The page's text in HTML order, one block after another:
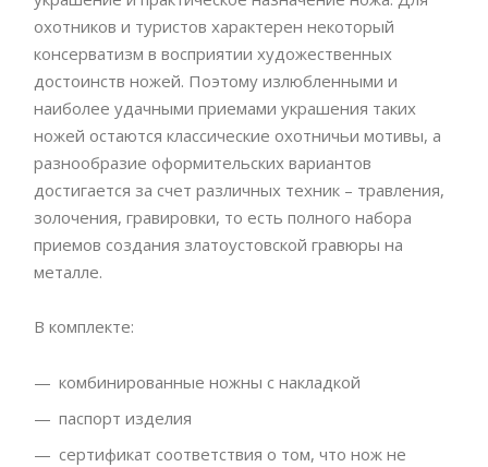
охотников и туристов характерен некоторый
консерватизм в восприятии художественных
достоинств ножей. Поэтому излюбленными и
наиболее удачными приемами украшения таких
ножей остаются классические охотничьи мотивы, а
разнообразие оформительских вариантов
достигается за счет различных техник – травления,
золочения, гравировки, то есть полного набора
приемов создания златоустовской гравюры на
металле.
В комплекте:
комбинированные ножны с накладкой
паспорт изделия
сертификат соответствия о том, что нож не